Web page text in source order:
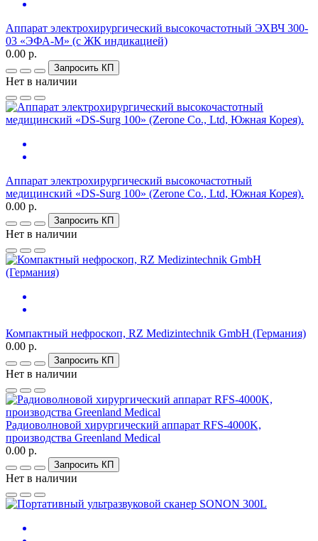
Аппарат электрохирургический высокочастотный ЭХВЧ 300-
03 «ЭФА-М» (c ЖК индикацией)
0.00 р.
Запросить КП
Нет в наличии
Аппарат электрохирургический высокочастотный
медицинский «DS-Surg 100» (Zerone Co., Ltd, Южная Корея).
0.00 р.
Запросить КП
Нет в наличии
Компактный нефроскоп, RZ Medizintechnik GmbH (Германия)
0.00 р.
Запросить КП
Нет в наличии
Радиоволновой хирургический аппарат RFS-4000K,
производства Greenland Medical
0.00 р.
Запросить КП
Нет в наличии